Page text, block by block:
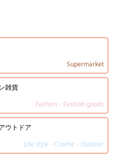
Supermarket
雑貨
Fashion・Fashion goods
ウトドア
Life style・Cosme・Outdoor